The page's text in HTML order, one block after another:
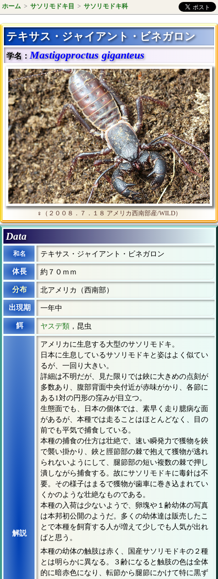
ホーム > サソリモドキ目 > サソリモドキ科
テキサス・ジャイアント・ビネガロン
学名： Mastigoproctus giganteus
♀（２００８．７．１８ アメリカ西南部産/WILD）
Data
和名 テキサス・ジャイアント・ビネガロン
体長 約７０ｍｍ
分布 北アメリカ（西南部）
出現期 一年中
餌 ヤスデ類 ，昆虫
解説
アメリカに生息する大型のサソリモドキ。
日本に生息しているサソリモドキと姿はよく似てい
るが、一回り大きい。
詳細は不明だが、見た限りでは鋏に大きめの点刻が
多数あり、腹部背面中央付近が赤味がかり、各節に
ある1対の円形の窪みが目立つ。
生態面でも、日本の個体では、素早く走り臆病な面
があるが、本種では走ることはほとんどなく、目の
前でも平気で捕食している。
本種の捕食の仕方は壮絶で、速い瞬発力で獲物を鋏
で襲い掛かり、鋏と脛節部の棘で抱えて獲物が逃れ
られないようにして、腿節部の短い複数の棘で押し
潰しながら捕食する。故にサソリモドキに毒針は不
要。その様子はまるで獲物が歯車に巻き込まれてい
くかのような壮絶なものである。
本種の入荷は少ないようで、卵塊や１齢幼体の写真
は本邦初公開のようだ。多くの幼体達は販売したこ
とで本種を飼育する人が増えて少しでも人気が出れ
ばと思う。
本種の幼体の触肢は赤く、国産サソリモドキの２種
とは明らかに異なる。３齢になると触肢の色は全体
的に暗赤色になり、転節から腿節にかけて特に黒ず